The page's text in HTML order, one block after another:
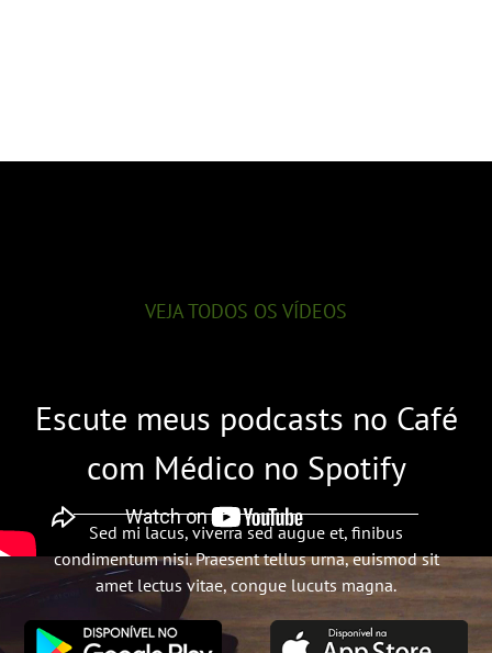
VEJA TODOS OS VÍDEOS
Escute meus podcasts no Café
com Médico no Spotify
Sed mi lacus, viverra sed augue et, finibus
condimentum nisi. Praesent tellus urna, euismod sit
amet lectus vitae, congue lucuts magna.